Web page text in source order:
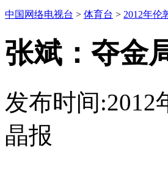
中国网络电视台 > 体育台 > 2012年伦
张斌：夺金
发布时间:2012
晶报